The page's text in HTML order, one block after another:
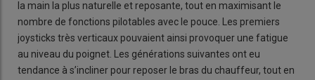
la main la plus naturelle et reposante, tout en maximisant le
nombre de fonctions pilotables avec le pouce. Les premiers
joysticks très verticaux pouvaient ainsi provoquer une fatigue
au niveau du poignet. Les générations suivantes ont eu
tendance à s’incliner pour reposer le bras du chauffeur, tout en